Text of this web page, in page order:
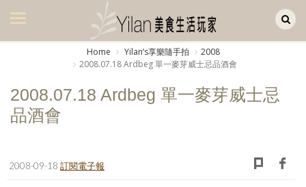
美食集
廚房集
旅遊集
Home Yilanʼs享樂隨手拍
2008
2008.07.18 Ardbeg 單一麥芽威士忌品酒會
2008.07.18 Ardbeg 單一麥芽威士忌
品酒會
2008-09-18 訂閱電子報